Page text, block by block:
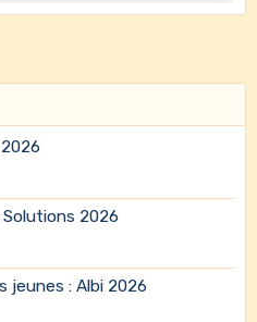
2026
jeunes : Albi 2026